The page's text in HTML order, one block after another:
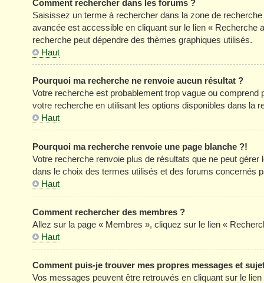
Comment rechercher dans les forums ?
Saisissez un terme à rechercher dans la zone de
avancée est accessible en cliquant sur le lien « Recherche
recherche peut dépendre des thèmes graphiques utilisés.
Haut
Pourquoi ma recherche ne renvoie aucun résultat ?
Votre recherche est probablement trop vague ou
votre recherche en utilisant les options disponibles dans la
Haut
Pourquoi ma recherche renvoie une page blanche ?!
Votre recherche renvoie plus de résultats que ne peut
dans le choix des termes utilisés et des forums concernés
Haut
Comment rechercher des membres ?
Allez sur la page « Membres », cliquez sur le lien «
Haut
Comment puis-je trouver mes propres messages et
Vos messages peuvent être retrouvés en cliquant sur le